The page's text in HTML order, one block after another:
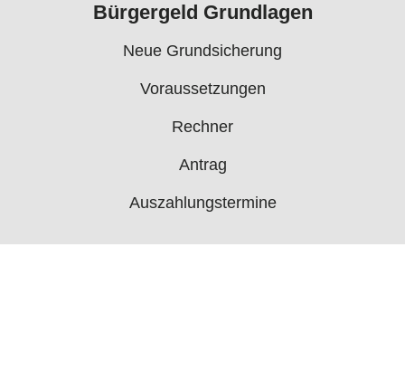
Bürgergeld Grundlagen
Neue Grundsicherung
Voraussetzungen
Rechner
Antrag
Auszahlungstermine